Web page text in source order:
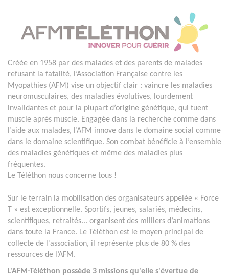
Créée en 1958 par des malades et des parents de malades
refusant la fatalité, l’Association Française contre les
Myopathies (AFM) vise un objectif clair : vaincre les maladies
neuromusculaires, des maladies évolutives, lourdement
invalidantes et pour la plupart d’origine génétique, qui tuent
muscle après muscle. Engagée dans la recherche comme dans
l’aide aux malades, l’AFM innove dans le domaine social comme
dans le domaine scientifique. Son combat bénéficie à l’ensemble
des maladies génétiques et même des maladies plus
fréquentes.
Le Téléthon nous concerne tous !
Sur le terrain la mobilisation des organisateurs appelée « Force
T » est exceptionnelle. Sportifs, jeunes, salariés, médecins,
scientifiques, retraités... organisent des milliers d’animations
dans toute la France. Le Téléthon est le moyen principal de
collecte de l'association, il représente plus de 80 % des
ressources de l’AFM.
L'AFM-Téléthon possède 3 missions qu'elle s'évertue de